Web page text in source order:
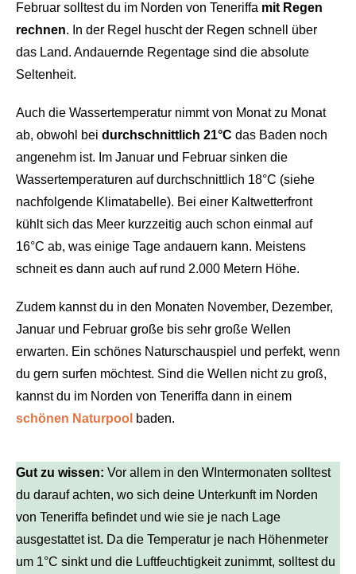
Februar solltest du im Norden von Teneriffa mit Regen
rechnen. In der Regel huscht der Regen schnell über
das Land. Andauernde Regentage sind die absolute
Seltenheit.
Auch die Wassertemperatur nimmt von Monat zu Monat
ab, obwohl bei durchschnittlich 21°C das Baden noch
angenehm ist. Im Januar und Februar sinken die
Wassertemperaturen auf durchschnittlich 18°C (siehe
nachfolgende Klimatabelle). Bei einer Kaltwetterfront
kühlt sich das Meer kurzzeitig auch schon einmal auf
16°C ab, was einige Tage andauern kann. Meistens
schneit es dann auch auf rund 2.000 Metern Höhe.
Zudem kannst du in den Monaten November, Dezember,
Januar und Februar große bis sehr große Wellen
erwarten. Ein schönes Naturschauspiel und perfekt, wenn
du gern surfen möchtest. Sind die Wellen nicht zu groß,
kannst du im Norden von Teneriffa dann in einem
schönen Naturpool baden.
Gut zu wissen: Vor allem in den WIntermonaten solltest
du darauf achten, wo sich deine Unterkunft im Norden
von Teneriffa befindet und wie sie je nach Lage
ausgestattet ist. Da die Temperatur je nach Höhenmeter
um 1°C sinkt und die Luftfeuchtigkeit zunimmt, solltest du